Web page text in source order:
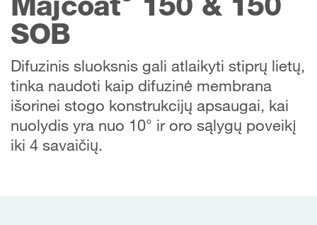
SOB
Difuzinis sluoksnis gali atlaikyti stiprų lietų,
tinka naudoti kaip difuzinė membrana
išorinei stogo konstrukcijų apsaugai, kai
nuolydis yra nuo 10° ir oro sąlygų poveikį
iki 4 savaičių.